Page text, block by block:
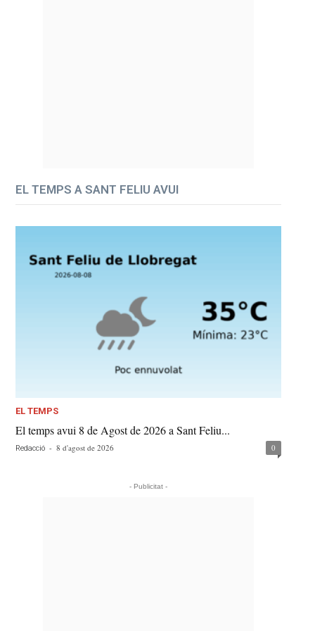
EL TEMPS A SANT FELIU AVUI
EL TEMPS
El temps avui 8 de Agost de 2026 a Sant Feliu...
Redacció - 8 d'agost de 2026 0
- Publicitat -